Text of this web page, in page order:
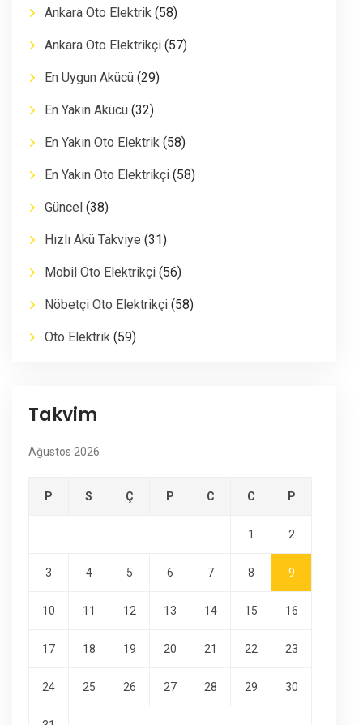
Ankara Oto Elektrik (58)
Ankara Oto Elektrikçi (57)
En Uygun Akücü (29)
En Yakın Akücü (32)
En Yakın Oto Elektrik (58)
En Yakın Oto Elektrikçi (58)
Güncel (38)
Hızlı Akü Takviye (31)
Mobil Oto Elektrikçi (56)
Nöbetçi Oto Elektrikçi (58)
Oto Elektrik (59)
Takvim
Ağustos 2026
P S Ç P C C P
1 2
3 4 5 6 7 8 9
10 11 12 13 14 15 16
17 18 19 20 21 22 23
24 25 26 27 28 29 30